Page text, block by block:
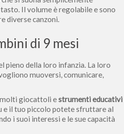
Il volume è regolabile e sono
diverse canzoni.
di 9 mesi
pieno della loro infanzia. La loro
muoversi, comunicare,
giocattoli estrumenti educativi
e il tuo piccolo potete sfruttare al
i suoi interessi e le sue capacità